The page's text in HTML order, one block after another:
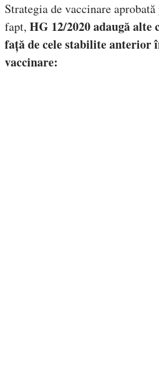
Strategia de vaccinare
fapt, HG 12/2020 adaugă alte
față de cele stabilite anterior
vaccinare: